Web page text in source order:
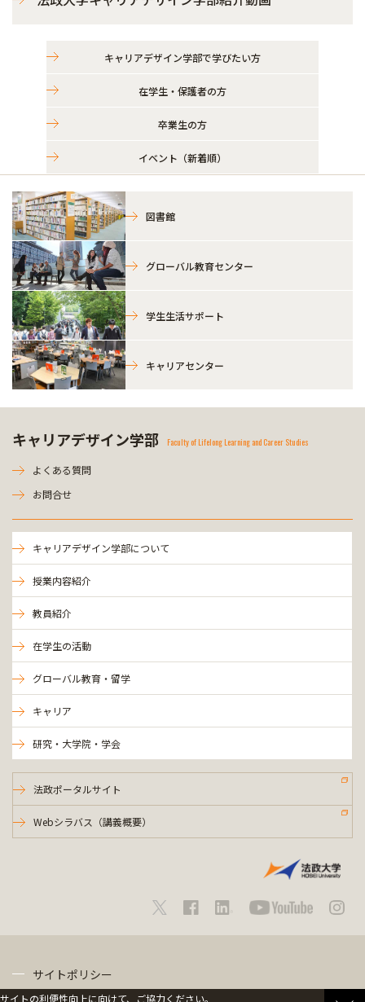
キャリアデザイン学部で学びたい方
在学生・保護者の方
卒業生の方
イベント（新着順）
図書館
グローバル教育センター
学生生活サポート
キャリアセンター
キャリアデザイン学部 Faculty of Lifelong Learning and Career Studies
よくある質問
お問合せ
キャリアデザイン学部について
授業内容紹介
教員紹介
在学生の活動
グローバル教育・留学
キャリア
研究・大学院・学会
法政ポータルサイト
Webシラバス（講義概要）
サイトポリシー
サイトの利便性向上に向けて、ご協力ください。